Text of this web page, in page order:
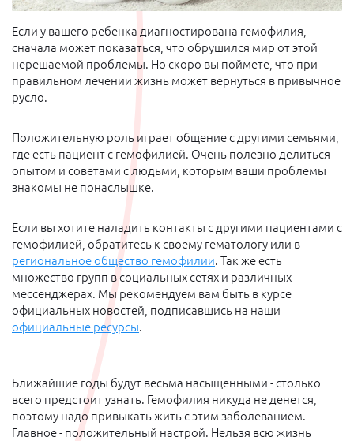
Если у вашего ребенка диагностирована гемофилия,
сначала может показаться, что обрушился мир от этой
нерешаемой проблемы. Но скоро вы поймете, что при
правильном лечении жизнь может вернуться в привычное
русло.
Положительную роль играет общение с другими семьями,
где есть пациент с гемофилией. Очень полезно делиться
опытом и советами с людьми, которым ваши проблемы
знакомы не понаслышке.
Если вы хотите наладить контакты с другими пациентами с
гемофилией, обратитесь к своему гематологу или в
региональное общество гемофилии. Так же есть
множество групп в социальных сетях и различных
мессенджерах. Мы рекомендуем вам быть в курсе
официальных новостей, подписавшись на наши
официальные ресурсы.
Ближайшие годы будут весьма насыщенными - столько
всего предстоит узнать. Гемофилия никуда не денется,
поэтому надо привыкать жить с этим заболеванием.
Главное - положительный настрой. Нельзя всю жизнь